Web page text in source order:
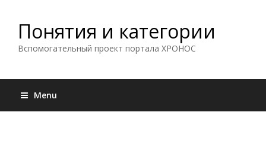
Понятия и категории
Вспомогательный проект портала ХРОНОС
Menu